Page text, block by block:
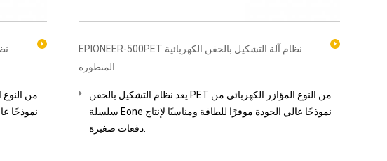
EPIONEER-500PET نظام آلة التشكيل بالحقن الكهربائية
المتطورة
يعد نظام التشكيل بالحقن PET من النوع المؤازر الكهربائي من
سلسلة Eone نموذجًا عالي الجودة موفرًا للطاقة ومناسبًا لإنتاج
دفعات صغيرة.